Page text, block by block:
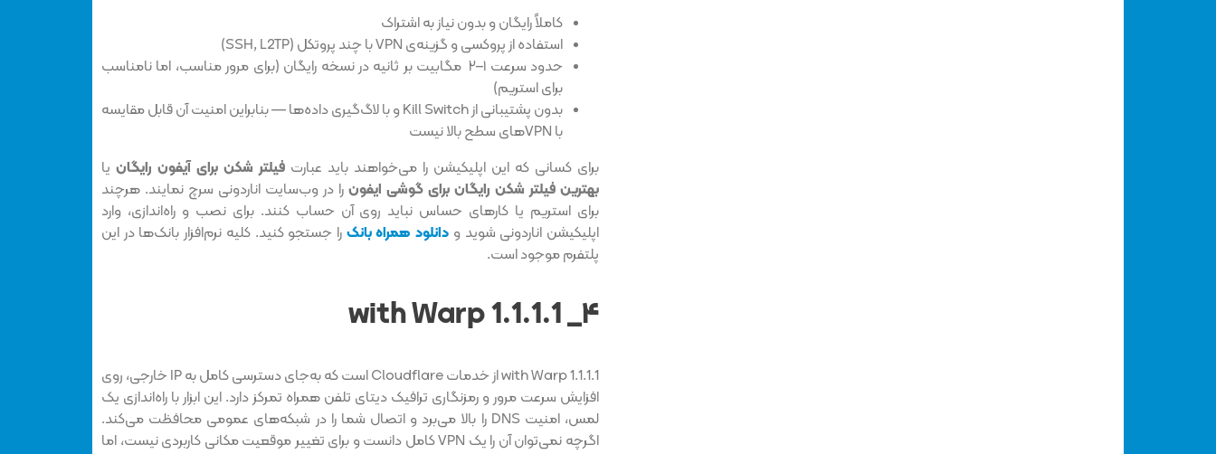
کاملاً رایگان و بدون نیاز به اشتراک
استفاده از پروکسی و گزینه‌ی VPN با چند پروتکل (SSH, L2TP)
حدود سرعت ۱–۲ مگابیت بر ثانیه در نسخه رایگان (برای مرور مناسب، اما نامناسب
برای استریم)
بدون پشتیبانی از Kill Switch و با لاگ‌گیری داده‌ها — بنابراین امنیت آن قابل مقایسه
با VPN‌های سطح بالا نیست
برای کسانی که این اپلیکیشن را می‌خواهند باید عبارت فیلتر شکن برای آیفون رایگان یا
بهترین فیلتر شکن رایگان برای گوشی ایفون را در وب‌سایت اناردونی سرچ نمایند. هرچند
برای استریم یا کارهای حساس نباید روی آن حساب کنند. برای نصب و راه‌اندازی، وارد
اپلیکیشن اناردونی شوید و دانلود همراه بانک را جستجو کنید. کلیه نرم‌افزار بانک‌ها در این
پلتفرم موجود است.
۴_ 1.1.1.1 with Warp
1.1.1.1 with Warp از خدمات Cloudflare است که به‌جای دسترسی کامل به IP خارجی، روی
افزایش سرعت مرور و رمزنگاری ترافیک دیتای تلفن همراه تمرکز دارد. این ابزار با راه‌اندازی یک
لمس، امنیت DNS را بالا می‌برد و اتصال شما را در شبکه‌های عمومی محافظت می‌کند.
اگرچه نمی‌توان آن را یک VPN کامل دانست و برای تغییر موقعیت مکانی کاربردی نیست، اما